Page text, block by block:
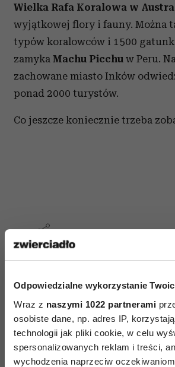
Odpowiedzialne wykorzystanie
Wraz z naszymi 1022 partnerami
osobiste dane, np. adres IP,
technologii jak pliki cookie, w celu
spersonalizowanych reklam i treści,
wychodzenia naprzeciw
Wielka Rafa Koralowa w
wyjątkowej flory i fauny. Można
typów koralowców i 1500
zamyka Machu Picchu w Peru.
zachowane miasto Inków
ponad 2000 turystów.
Co jeszcze koniecznie trzeba